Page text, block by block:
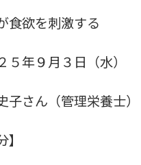
食欲を刺激する
５年９月３日（水）
さん（管理栄養士）